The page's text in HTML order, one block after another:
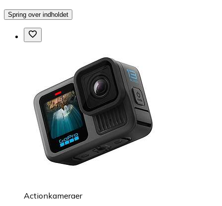
Spring over indholdet
Actionkameraer